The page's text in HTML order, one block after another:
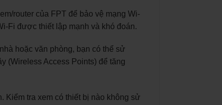
router của FPT để bảo vệ mạng Wi-
Fi được thiết lập mạnh và khó đoán.
hoặc văn phòng, bạn có thể sử
(Wireless Access Points) để tăng
Kiểm tra xem có thiết bị nào không sử